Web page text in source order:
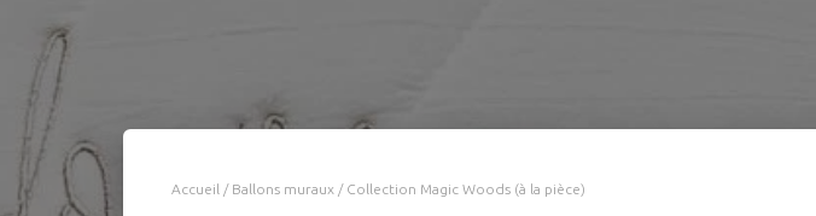
Accueil / Ballons muraux / Collection Magic Woods (à la pièce)